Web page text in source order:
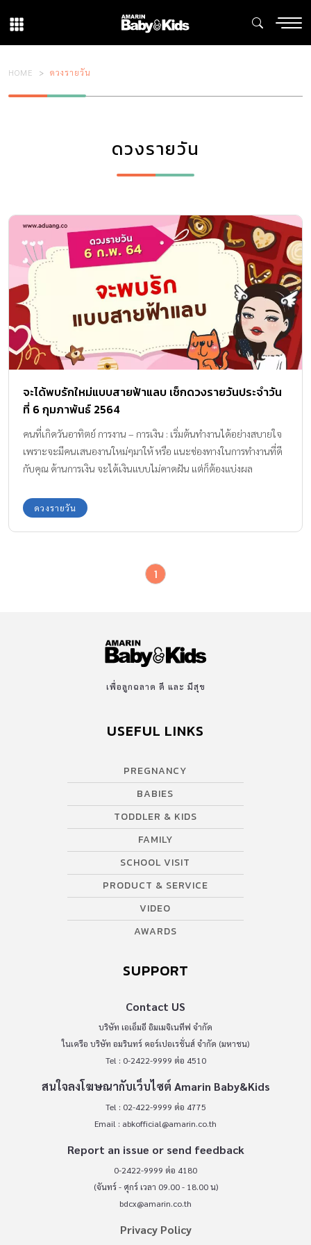
HOME ดวงรายวัน
ดวงรายวัน
จะได้พบรักใหม่แบบสายฟ้าแลบ เช็กดวงรายวันประจำวัน
ที่ 6 กุมภาพันธ์ 2564
คนที่เกิดวันอาทิตย์ การงาน – การเงิน : เริ่มต้นทำงานได้อย่างสบายใจ
เพราะจะมีคนเสนองานใหม่ๆมาให้ หรือ แนะช่องทางในการทำงานที่ดี
กับคุณ ด้านการเงิน จะได้เงินแบบไม่คาดฝัน แต่ก็ต้องแบ่งผล
มองใคร ทั้งๆที่คุณเสน่ห์แรง แถมคนมีแอบชอบคุณอยู่นะด้วย คนมีคู่ :
วันนี้ไปไหนมาไหนก็ชวนทะเลาะกัน เพราะต่างฝ่ายต่างทะเลาะกัน
ผ่อน ด้านการเงิน เปลี่ยนแปลงไปในทางที่ดีขึ้น มีโชคจากลูกน้อง
เขียว คนที่เกิดวันอังคาร […]
ดวงรายวัน
1
เพื่อลูกฉลาด ดี และ มีสุข
USEFUL LINKS
PREGNANCY
BABIES
TODDLER & KIDS
FAMILY
SCHOOL VISIT
PRODUCT & SERVICE
VIDEO
AWARDS
SUPPORT
Contact US
บริษัท เอเอ็มอี อิมเมจิเนทีฟ จำกัด
ในเครือ บริษัท อมรินทร์ คอร์เปอเรชั่นส์ จำกัด (มหาชน)
Tel : 0-2422-9999 ต่อ 4510
สนใจลงโฆษณากับเว็บไซต์ Amarin Baby&Kids
Tel : 02-422-9999 ต่อ 4775
Email : abkofficial@amarin.co.th
Report an issue or send feedback
0-2422-9999 ต่อ 4180
(จันทร์ - ศุกร์ เวลา 09.00 - 18.00 น)
bdcx@amarin.co.th
Privacy Policy